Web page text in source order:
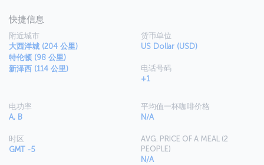
快捷信息
附近城市
大西洋城 (204 公里)
特伦顿 (98 公里)
新泽西 (114 公里)
货币单位
US Dollar (USD)
电话号码
+1
电功率
A, B
时区
GMT -5
平均值一杯咖啡价格
N/A
AVG. PRICE OF A MEAL (2
PEOPLE)
N/A